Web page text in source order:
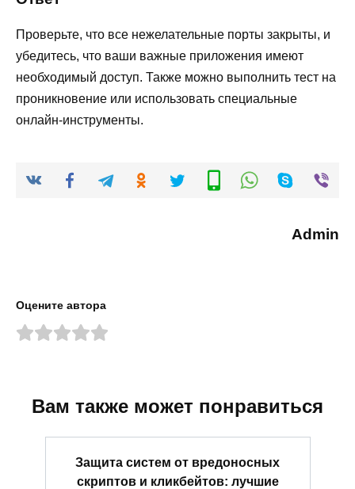
Проверьте, что все нежелательные порты закрыты, и
убедитесь, что ваши важные приложения имеют
необходимый доступ. Также можно выполнить тест на
проникновение или использовать специальные
онлайн-инструменты.
Admin
Оцените автора
Вам также может понравиться
Защита систем от вредоносных
скриптов и кликбейтов: лучшие